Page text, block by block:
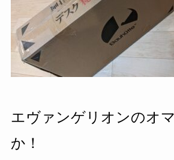
エヴァンゲリオンのオ
か！